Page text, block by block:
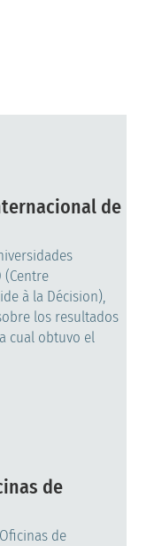
de
(Centre
à la Décision),
los resultados
cual obtuvo el
de
de